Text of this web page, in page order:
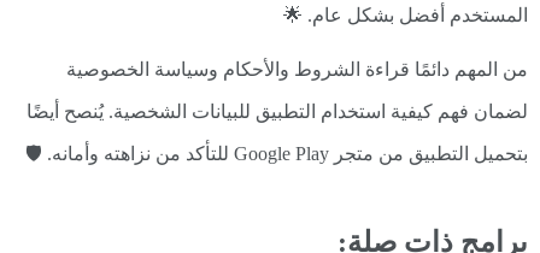
المستخدم أفضل بشكل عام. 🌟
من المهم دائمًا قراءة الشروط والأحكام وسياسة الخصوصية
لضمان فهم كيفية استخدام التطبيق للبيانات الشخصية. يُنصح أيضًا
بتحميل التطبيق من متجر Google Play للتأكد من نزاهته وأمانه. 🛡️
برامج ذات صلة: